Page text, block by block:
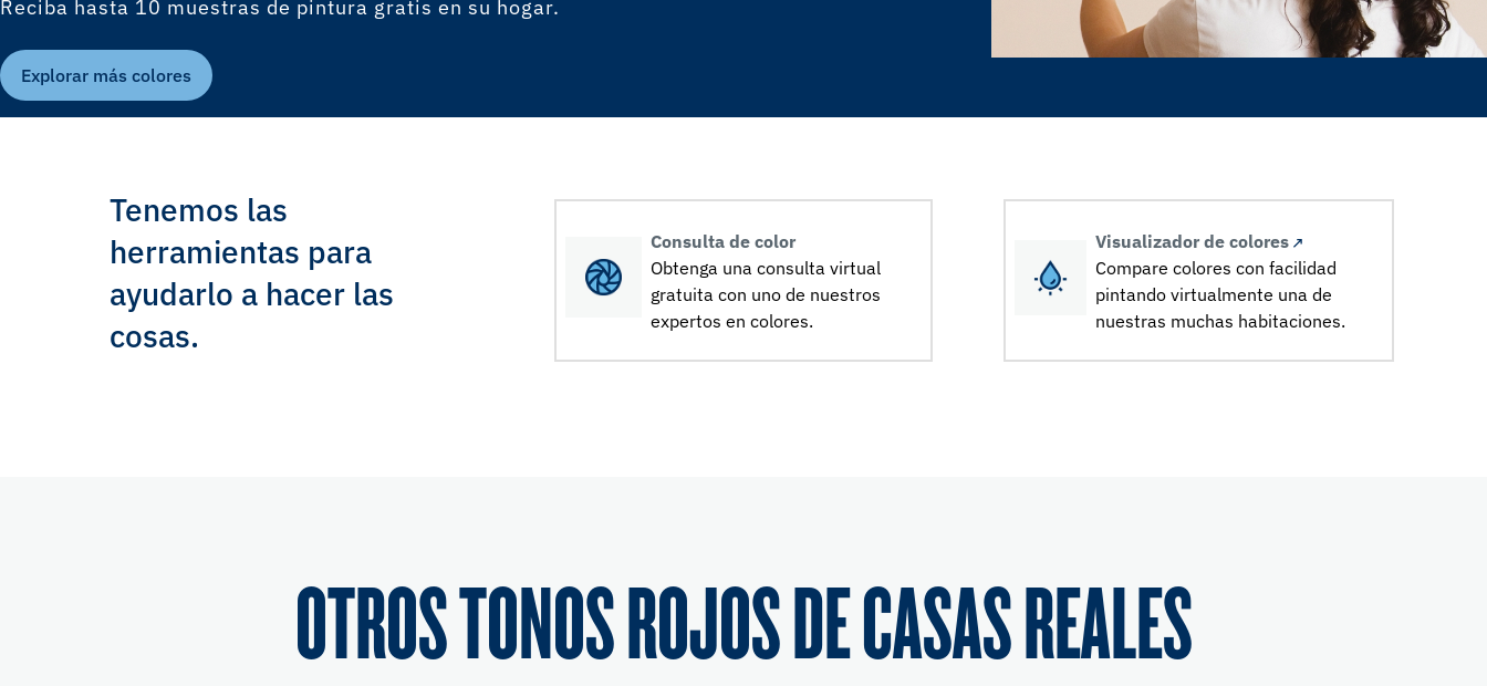
Reciba hasta 10 muestras de pintura gratis en su hogar.
Explorar más colores
Tenemos las
herramientas para
ayudarlo a hacer las
cosas.
Consulta de color
Obtenga una consulta virtual
gratuita con uno de nuestros
expertos en colores.
Visualizador de colores
Compare colores con facilidad
pintando virtualmente una de
nuestras muchas habitaciones.
OTROS TONOS ROJOS DE CASAS REALES